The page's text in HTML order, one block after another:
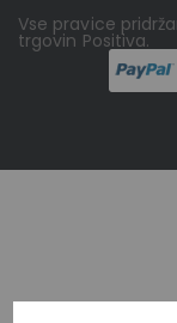
Vse pravice
trgovin Positiva.